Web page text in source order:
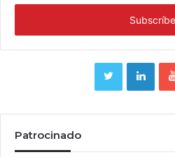
Patrocinado